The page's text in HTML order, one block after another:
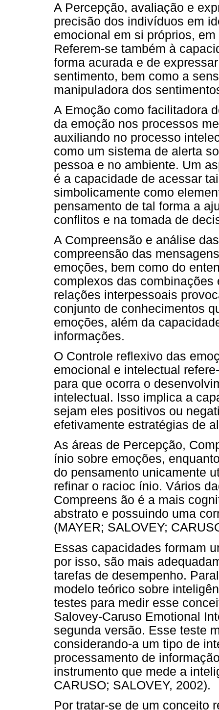
A Percepção, avaliação e
precisão dos indivíduos em
emocional em si próprios,
Referem-se também à
forma acurada e de
sentimento, bem como a
manipuladora dos
A Emoção como facilitadora
da emoção nos processos
auxiliando no processo
como um sistema de alerta
pessoa e no ambiente. Um
é a capacidade de acessar
simbolicamente como
pensamento de tal forma a
conflitos e na tomada de
A Compreensão e análise
compreensão das
emoções, bem como do
complexos das
relações interpessoais
conjunto de conhecimentos
emoções, além da
informações.
O Controle reflexivo das
emocional e intelectual
para que ocorra o
intelectual. Isso implica a
sejam eles positivos ou
efetivamente estratégias de
As áreas de Percepção,
ínio sobre emoções,
do pensamento unicamente
refinar o racioc ínio. Vários
Compreens ão é a mais
abstrato e possuindo uma
(MAYER; SALOVEY;
Essas capacidades formam
por isso, são mais
tarefas de desempenho.
modelo teórico sobre
testes para medir esse
Salovey-Caruso Emotional
segunda versão. Esse teste
considerando-a um tipo de
processamento de
instrumento que mede a
CARUSO; SALOVEY, 2002).
Por tratar-se de um conceito